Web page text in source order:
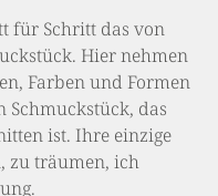
für Schritt das von
Hier nehmen
Farben und Formen
Schmuckstück, das
ist. Ihre einzige
zu träumen, ich